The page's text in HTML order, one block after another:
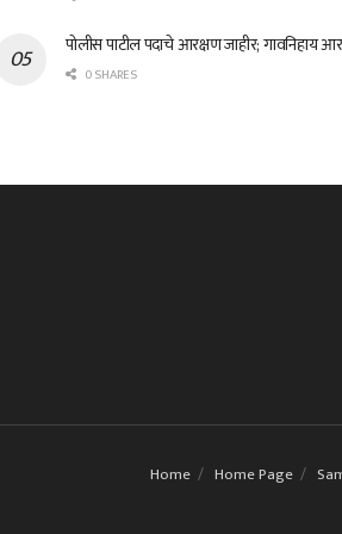
पोलीस पाटील पदाचे आरक्षण जाहीर; गावनिहाय
0 SHARES
Home Home Page